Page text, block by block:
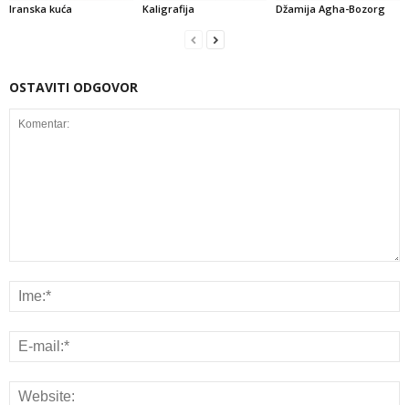
Iranska kuća Kaligrafija Džamija Agha-Bozorg
OSTAVITI ODGOVOR